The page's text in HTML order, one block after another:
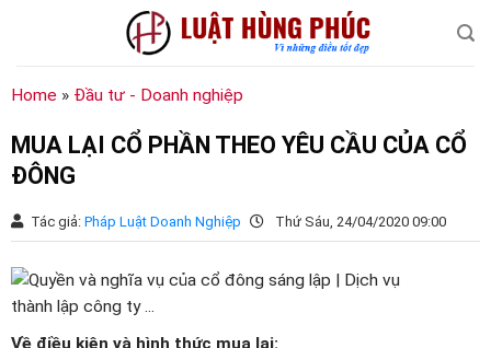
dung
Home » Đầu tư - Doanh nghiệp
MUA LẠI CỔ PHẦN THEO YÊU CẦU CỦA CỔ
ĐÔNG
Tác giả: Pháp Luật Doanh Nghiệp Thứ Sáu, 24/04/2020 09:00